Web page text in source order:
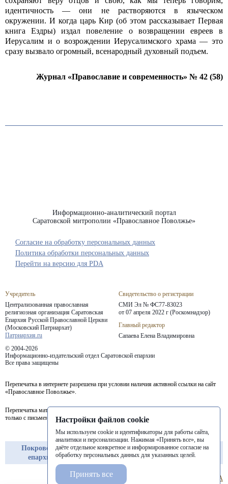
идентичность — они не растворяются в языческом
окружении. И когда царь Кир (об этом рассказывает Первая
книга Ездры) издал повеление о возвращении евреев в
Иерусалим и о возрождении Иерусалимского храма — это
сразу вызвало огромный, всенародный духовный подъем.
Журнал «Православие и современность» № 42 (58)
Информационно-аналитический портал
Саратовской митрополии «Православное Поволжье»
Учредитель
Централизованная православная
религиозная организация Саратовская
Епархия Русской Православной Церкви
(Московский Патриархат)
Патриархия.ru
Свидетельство о регистрации
СМИ Эл № ФС77-83023
от 07 апреля 2022 г (Роскомнадзор)
Главный редактор
Сапаева Елена Владимировна
© 2004-2026
Информационно-издательский отдел Саратовской епархии
Все права защищены
Согласие на обработку персональных данных
Политика обработки персональных данных
Перепечатка в интернете разрешена при условии наличия активной ссылки на сайт
«Православное Поволжье».
Перепечатка материалов портала в печатных изданиях (книгах, прессе) возможна
только с письменного разрешения редакции.
Покровская
епархия
Балашовская
епархия
Балаковская
епархия
Перейти на версию для PDA
Настройки файлов cookie
Мы используем cookie и идентификаторы для работы сайта,
аналитики и персонализации. Нажимая «Принять все», вы
даёте отдельное конкретное и информированное согласие на
обработку персональных данных для указанных целей.
Принять все